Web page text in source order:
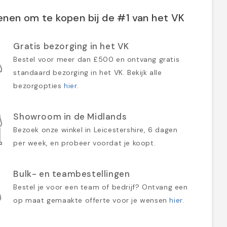
om te kopen bij de #1 van het VK
Gratis bezorging in het VK
Bestel voor meer dan £500 en ontvang gratis
standaard bezorging in het VK. Bekijk alle
bezorgoptieshier.
Showroom in de Midlands
Bezoek onze winkel in Leicestershire, 6 dagen
per week, en probeer voordat je koopt.
Bulk- en teambestellingen
Bestel je voor een team of bedrijf? Ontvang een
op maat gemaakte offerte voor je wensenhier.